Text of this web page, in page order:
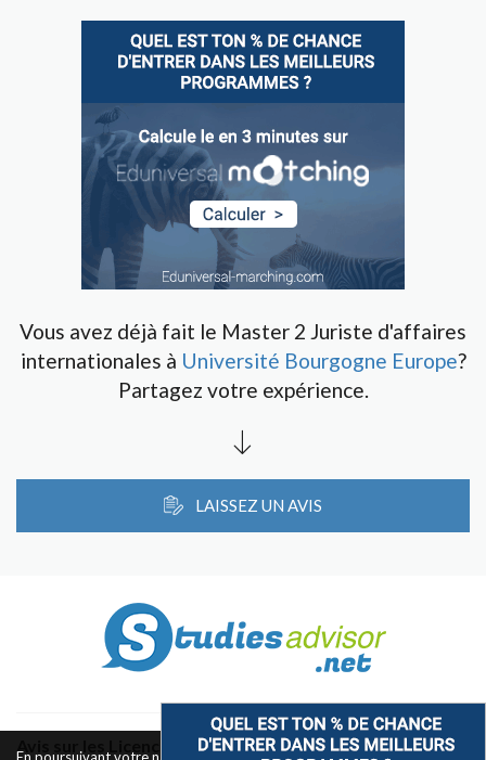
Vous avez déjà fait le Master 2 Juriste d'affaires
internationales à Université Bourgogne Europe?
Partagez votre expérience.
LAISSEZ UN AVIS
Avis sur les Licences & Bachelors